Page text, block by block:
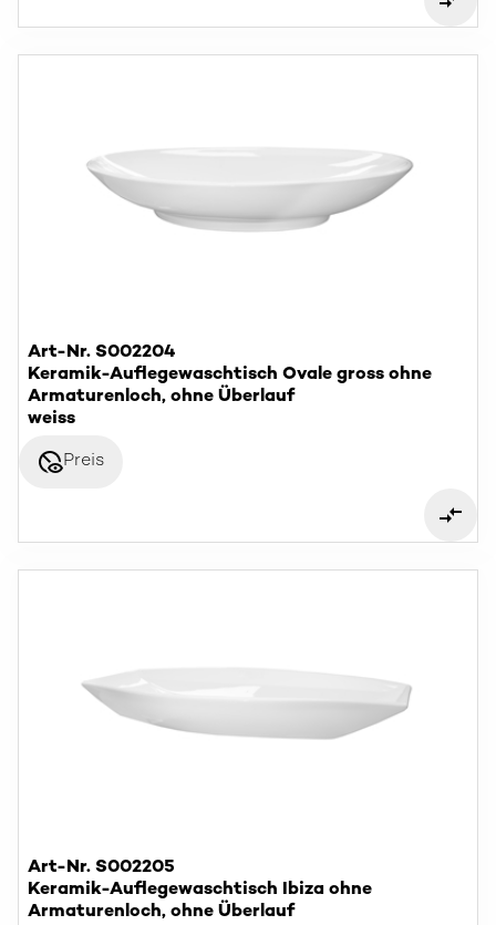
Art-Nr. S002204
Keramik-Auflegewaschtisch Ovale gross ohne
Armaturenloch, ohne Überlauf
weiss
disabled_visiblePreis
Art-Nr. S002205
Keramik-Auflegewaschtisch Ibiza ohne
Armaturenloch, ohne Überlauf